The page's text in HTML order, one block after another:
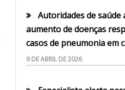
Autoridades de saúde
aumento de doenças
casos de pneumonia em
9 DE ABRIL DE 2026